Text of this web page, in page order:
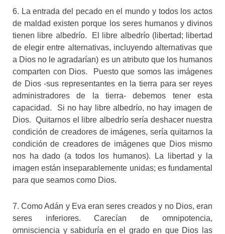
6. La entrada del pecado en el mundo y todos los actos
de maldad existen porque los seres humanos y divinos
tienen libre albedrío. El libre albedrío (libertad; libertad
de elegir entre alternativas, incluyendo alternativas que
a Dios no le agradarían) es un atributo que los humanos
comparten con Dios. Puesto que somos las imágenes
de Dios -sus representantes en la tierra para ser reyes
administradores de la tierra- debemos tener esta
capacidad. Si no hay libre albedrío, no hay imagen de
Dios. Quitarnos el libre albedrío sería deshacer nuestra
condición de creadores de imágenes, sería quitarnos la
condición de creadores de imágenes que Dios mismo
nos ha dado (a todos los humanos). La libertad y la
imagen están inseparablemente unidas; es fundamental
para que seamos como Dios.
7. Como Adán y Eva eran seres creados y no Dios, eran
seres inferiores. Carecían de omnipotencia,
omnisciencia y sabiduría en el grado en que Dios las